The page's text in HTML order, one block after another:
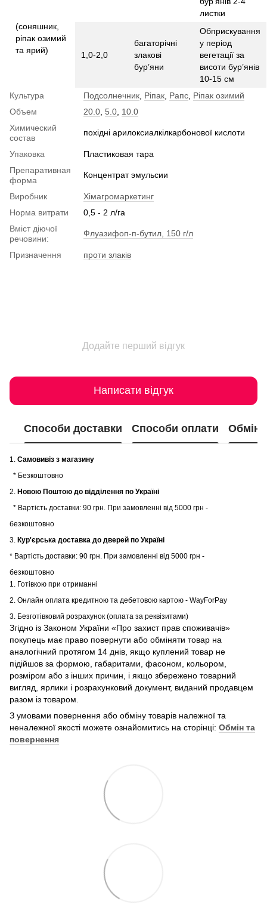
(соняшник,
ріпак озимий
та ярий)
листки
1,0-2,0
багаторічні
злакові
бур’яни
Обприскування
у період
вегетації за
висоти бур’янів
10-15 см
Культура
Подсолнечник Ріпак Рапс Ріпак озимий
Объем
20.0 5.0 10.0
Химический
состав
похідні арилоксиалкілкарбонової кислоти
Упаковка
Пластиковая тара
Препаративная
форма
Концентрат эмульсии
Виробник
Хімагромаркетинг
Норма витрати
0,5 - 2 л/га
Вміст діючої
речовини:
Флуазифоп-п-бутил, 150 г/л
Призначення проти злаків
Додайте перший відгук
Написати відгук
Способи доставки Способи оплати Обмін
1. Самовивіз з магазину
* Безкоштовно
2. Новою Поштою до відділення по Україні
* Вартість доставки: 90 грн. При замовленні від 5000 грн -
безкоштовно
3. Кур'єрська доставка до дверей по Україні
* Вартість доставки: 90 грн. При замовленні від 5000 грн -
безкоштовно
1. Готівкою при отриманні
2. Онлайн оплата кредитною та дебетовою картою - WayForPay
3. Безготівковий розрахунок (оплата за реквізитами)
Згідно із Законом України «Про захист прав споживачів»
покупець має право повернути або обміняти товар на
аналогічний протягом 14 днів, якщо куплений товар не
підійшов за формою, габаритами, фасоном, кольором,
розміром або з інших причин, і якщо збережено товарний
вигляд, ярлики і розрахунковий документ, виданий продавцем
разом із товаром.
З умовами повернення або обміну товарів належної та
неналежної якості можете ознайомитись на сторінці: Обмін та
повернення